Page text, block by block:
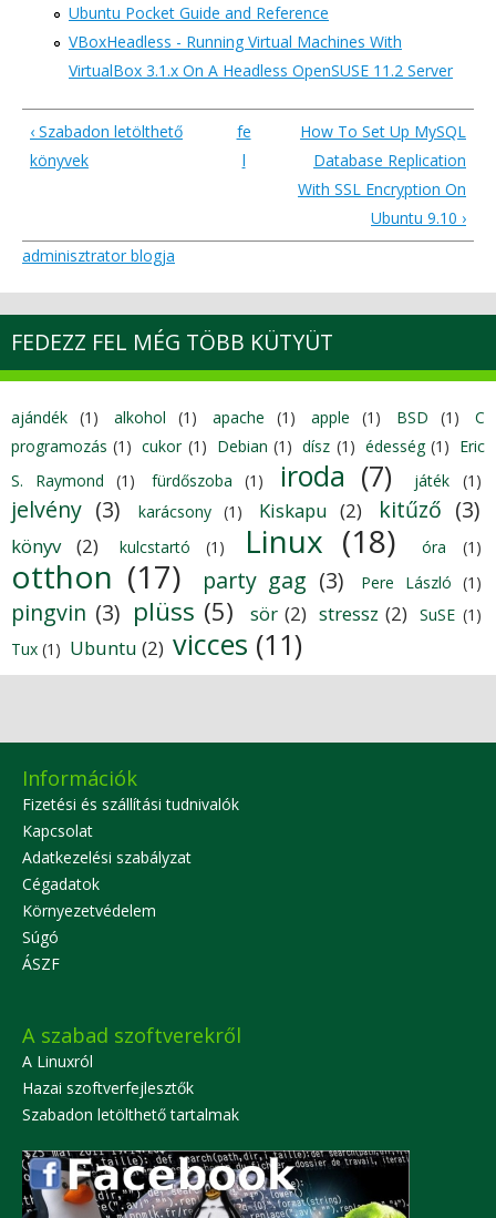
Ubuntu Pocket Guide and Reference
VBoxHeadless - Running Virtual Machines With
VirtualBox 3.1.x On A Headless OpenSUSE 11.2 Server
‹ Szabadon letölthető
könyvek
fe
l
How To Set Up MySQL
Database Replication
With SSL Encryption On
Ubuntu 9.10 ›
adminisztrator blogja
FEDEZZ FEL MÉG TÖBB KÜTYÜT
ajándék (1) alkohol (1) apache (1) apple (1) BSD (1)
C
programozás (1) cukor (1) Debian (1) dísz (1) édesség (1) Eric
S. Raymond
(1) fürdőszoba (1) iroda (7) játék (1)
jelvény (3) karácsony (1) Kiskapu (2) kitűző (3)
könyv (2) kulcstartó (1) Linux (18) óra (1)
otthon (17) party gag (3) Pere László (1)
pingvin (3) plüss (5) sör (2) stressz (2) SuSE (1)
Tux (1) Ubuntu (2) vicces (11)
Információk
Fizetési és szállítási tudnivalók
Kapcsolat
Adatkezelési szabályzat
Cégadatok
Környezetvédelem
Súgó
ÁSZF
A szabad szoftverekről
A Linuxról
Hazai szoftverfejlesztők
Szabadon letölthető tartalmak